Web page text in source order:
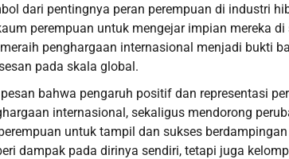
dari pentingnya peran perempuan di industri
perempuan untuk mengejar impian mereka
penghargaan internasional menjadi bukti
pada skala global.
bahwa pengaruh positif dan representasi
internasional, sekaligus mendorong
untuk tampil dan sukses
dampak pada dirinya sendiri, tetapi juga